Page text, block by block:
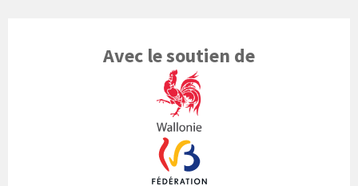
Avec le soutien de